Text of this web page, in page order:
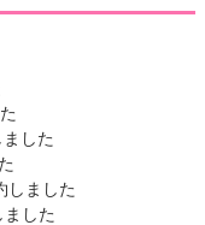
した
しました
した